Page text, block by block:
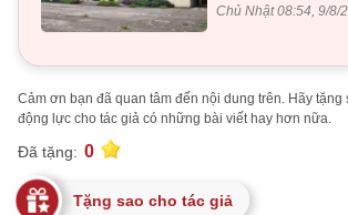
Chủ Nhật 08:54, 9/8/
Cảm ơn bạn đã quan tâm đến nội dung trên. Hãy tặng
động lực cho tác giả có những bài viết hay hơn nữa.
Đã tặng: 0
Tặng sao cho tác giả